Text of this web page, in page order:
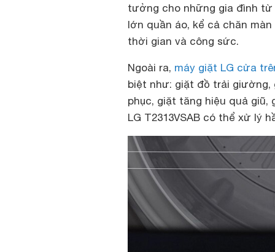
tưởng cho những gia đình
lớn quần áo, kể cả chăn
thời gian và công sức.
Ngoài ra, máy giặt LG cửa
biệt như: giặt đồ trải
phục, giặt tăng hiệu quả
LG T2313VSAB có thể xử lý